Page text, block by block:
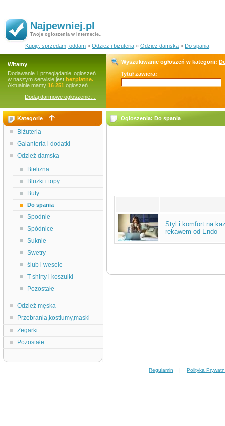
Najpewniej.pl
Twoje ogłoszenia w Internecie..
Kupię, sprzedam, oddam » Odzież i biżuteria » Odzież damska » Do spania
Witamy
Dodawanie i przeglądanie ogłoszeń
w naszym serwisie jest bezpłatne.
Aktualnie mamy 16 251 ogłoszeń.
Dodaj darmowe ogłoszenie…
Wyszukiwanie ogłoszeń w kategorii:
Tytuł zawiera:
Kategorie
Biżuteria
Galanteria i dodatki
Odzież damska
Bielizna
Bluzki i topy
Buty
Do spania
Spodnie
Spódnice
Suknie
Swetry
ślub i wesele
T-shirty i koszulki
Pozostałe
Odzież męska
Przebrania,kostiumy,maski
Zegarki
Pozostałe
Ogłoszenia: Do spania
Styl i komfort na
rękawem od Endo
Regulamin | Polityka